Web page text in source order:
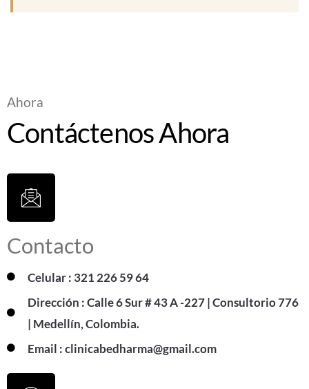
Ahora
Contáctenos Ahora
Contacto
Celular : 321 226 59 64
Dirección : Calle 6 Sur # 43 A -227 | Consultorio 776
| Medellín, Colombia.
Email : clinicabedharma@gmail.com